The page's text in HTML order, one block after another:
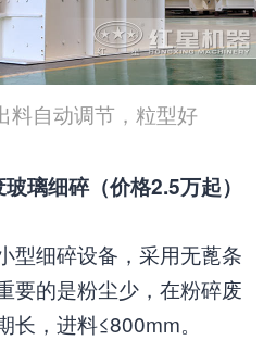
料自动调节，粒型好
璃细碎（价格2.5万起）
型细碎设备，采用无蓖条
要的是粉尘少，在粉碎废
，进料≤800mm。